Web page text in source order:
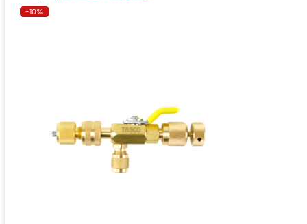
-10%